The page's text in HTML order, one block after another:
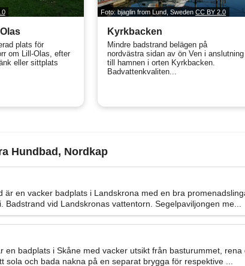
plats för
om Lill-Olas, efter
eller sittplats
Foto: bjaglin from Lund, SwedenCC BY 2.0
Kyrkbacken
Mindre badstrand belägen på
nordvästra sidan av ön Ven i anslutning
till hamnen i orten Kyrkbacken.
Badvattenkvaliten...
Hundbad, Nordkap
är en vacker badplats i Landskrona med en bra
Badstrand vid Landskronas vattentorn. Segelpaviljongen me...
en badplats i Skåne med vacker utsikt från basturummet,
sola och bada nakna på en separat brygga för respektive ...